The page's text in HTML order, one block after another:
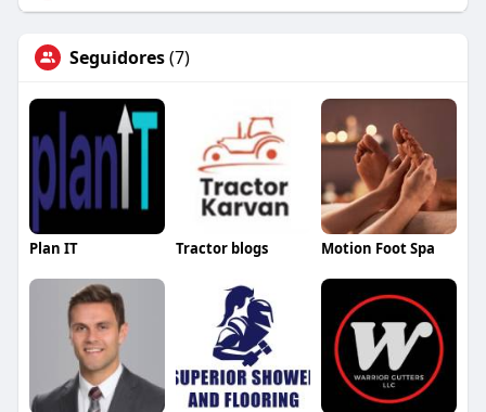
Seguidores(7)
Plan IT Tractor blogs Motion Foot Spa